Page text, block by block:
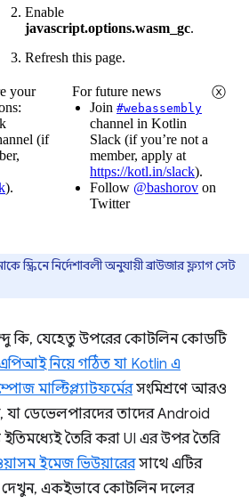
নির্দেশাবলী অনুযায়ী ব্রাউজার ফ্ল্যাগ সেট
কি, যেহেতু উপরের কোটলিন কোডটি
এপিআই নিয়ে গঠিত যা Kotlin এ
মাল্টিপ্ল্যাটফর্মেরসংমিশ্রণে আরও
ডেভেলপারদের তাদের Android
তৈরি করা UI এর উপর তৈরি
ইমেজ ভিউয়ারেরসাথে এটির
দেখুন, একইভাবে কোটলিন দলের